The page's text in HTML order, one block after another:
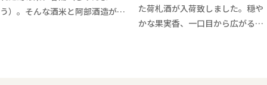
う）。そんな酒米と阿部酒造が真
た荷札酒が入荷致しました。穏や
かな果実香、一口目から広がるジ